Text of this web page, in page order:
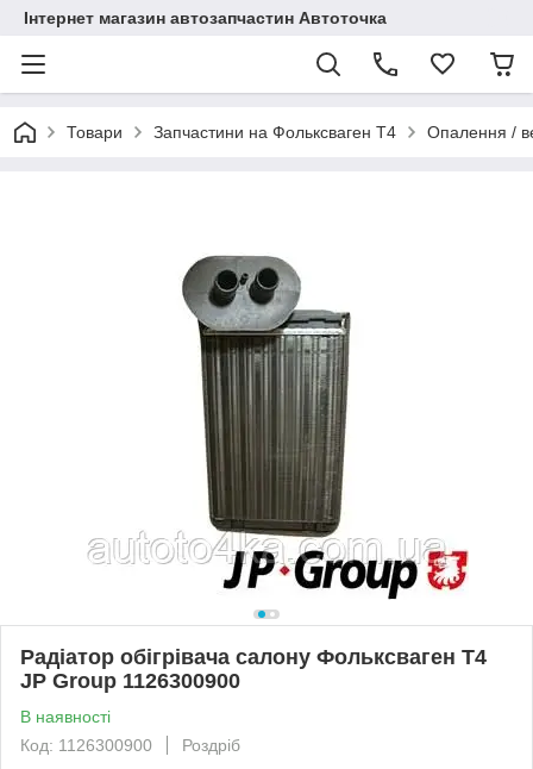
Інтернет магазин автозапчастин Автоточка
Товари Запчастини на Фольксваген Т4 Опалення /
Радіатор обігрівача салону Фольксваген Т4
JP Group 1126300900
В наявності
Код: 1126300900
Роздріб